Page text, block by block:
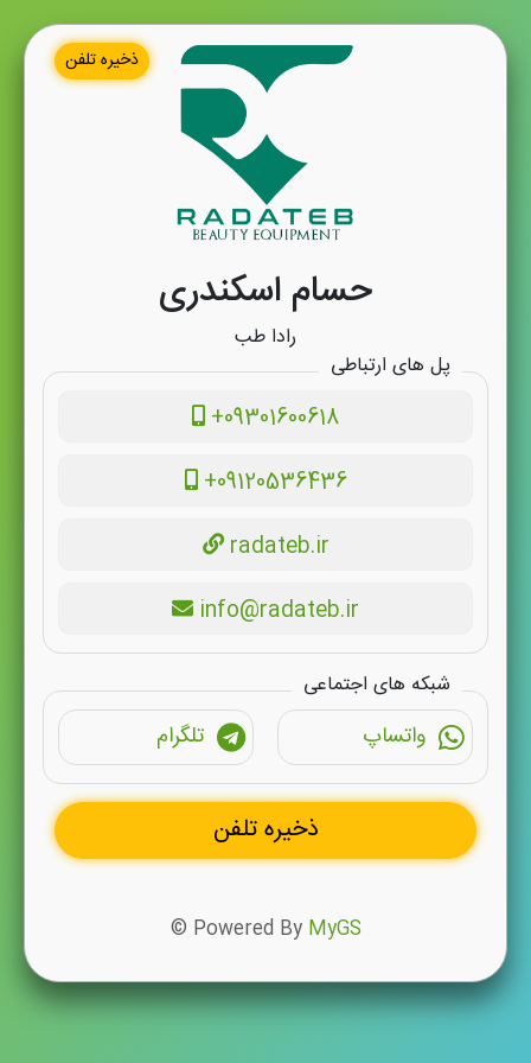
ذخیره تلفن
حسام اسکندری
رادا طب
پل های ارتباطی
+09301600618
+09120536436
radateb.ir
info@radateb.ir
شبکه های اجتماعی
تلگرام واتساپ
ذخیره تلفن
© Powered By MyGS